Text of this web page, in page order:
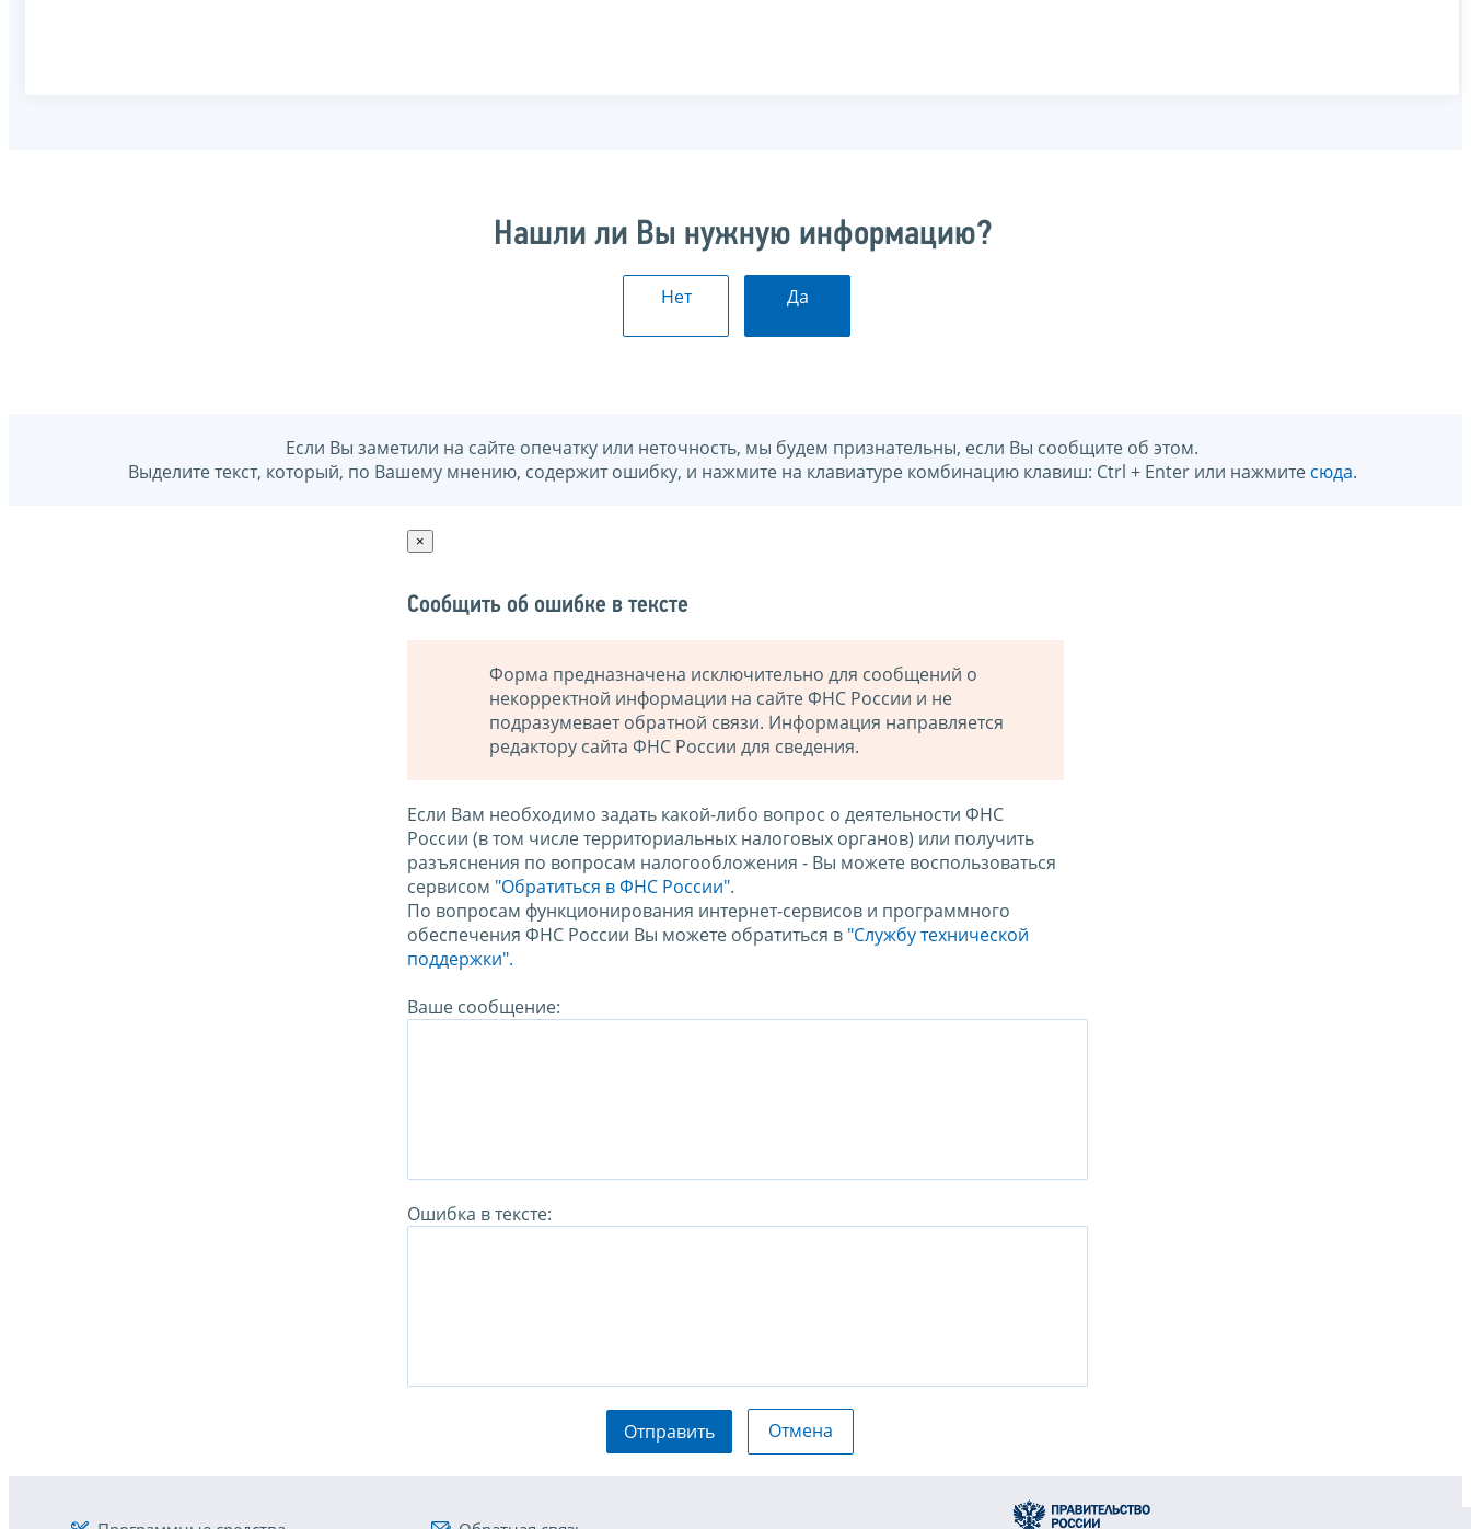
Нашли ли Вы нужную информацию?
Нет Да
Если Вы заметили на сайте опечатку или неточность, мы будем признательны, если Вы сообщите об этом.
Выделите текст, который, по Вашему мнению, содержит ошибку, и нажмите на клавиатуре комбинацию клавиш: Ctrl + Enter или нажмите сюда.
×
Сообщить об ошибке в тексте
Форма предназначена исключительно для сообщений о
некорректной информации на сайте ФНС России и не
подразумевает обратной связи. Информация направляется
редактору сайта ФНС России для сведения.
Если Вам необходимо задать какой-либо вопрос о деятельности ФНС
России (в том числе территориальных налоговых органов) или получить
разъяснения по вопросам налогообложения - Вы можете воспользоваться
сервисом "Обратиться в ФНС России".
По вопросам функционирования интернет-сервисов и программного
обеспечения ФНС России Вы можете обратиться в "Службу технической
поддержки".
Ваше сообщение:
Ошибка в тексте:
Отправить Отмена